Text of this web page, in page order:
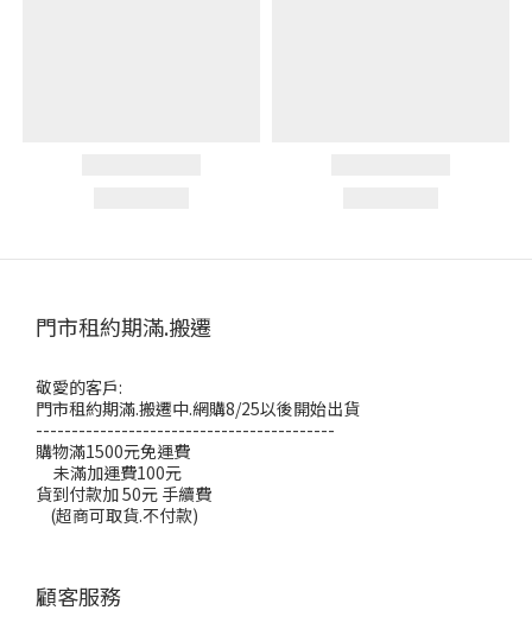
門市租約期滿.搬遷
敬愛的客戶:
門市租約期滿.搬遷中.網購8/25以後開始出貨
------------------------------------------
購物滿1500元免運費
未滿加運費100元
貨到付款加 50元 手續費
(超商可取貨.不付款)
顧客服務